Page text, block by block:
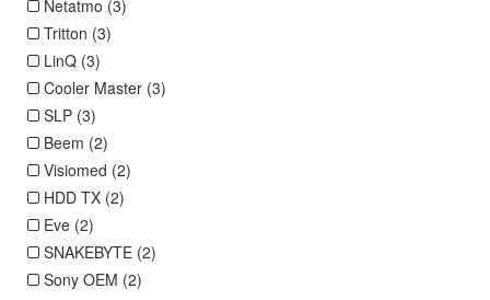
Netatmo (3)
Tritton (3)
LinQ (3)
Cooler Master (3)
SLP (3)
Beem (2)
Visiomed (2)
HDD TX (2)
Eve (2)
SNAKEBYTE (2)
Sony OEM (2)